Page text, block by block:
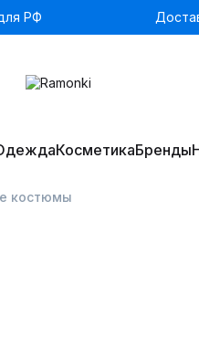
РФ
КосметикаБренды
костюмы